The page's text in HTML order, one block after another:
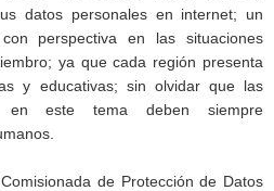
datos personales en internet; un
perspectiva en las situaciones
ya que cada región presenta
y educativas; sin olvidar que las
en este tema deben siempre
de Protección de Datos